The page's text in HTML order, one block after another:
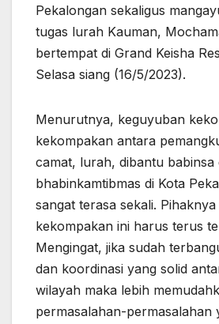
Pekalongan sekaligus
tugas lurah Kauman,
bertempat di Grand Keisha
Selasa siang (16/5/2023).
Menurutnya, keguyuban
kekompakan antara
camat, lurah, dibantu babinsa
bhabinkamtibmas di Kota
sangat terasa sekali.
kekompakan ini harus terus
Mengingat, jika sudah
dan koordinasi yang solid
wilayah maka lebih
permasalahan-permasalahan